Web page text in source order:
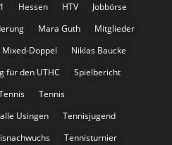
Hessen HTV
Jobbörse
Mara Guth
Mitglieder
Mixed-Doppel
Niklas Baucke
für den UTHC
Spielbericht
Tennis
Usingen
Tennisjugend
Tennisturnier